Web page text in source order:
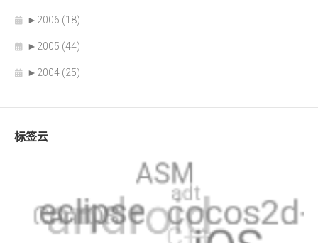
► 2006 (18)
► 2005 (44)
► 2004 (25)
标签云